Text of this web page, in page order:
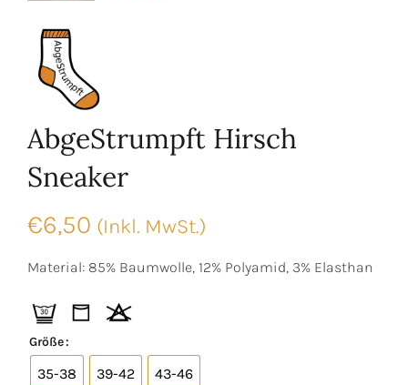
AbgeStrumpft Hirsch
Sneaker
€6,50 (Inkl. MwSt.)
Material: 85% Baumwolle, 12% Polyamid, 3% Elasthan
Größe
35-38 39-42 43-46